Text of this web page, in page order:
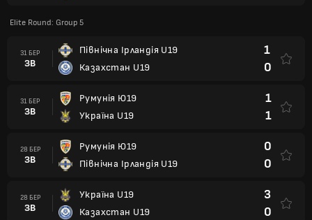
Elite Round: Group 5
31 БЕР
ЗВ
Північна Ірландія U19
Казахстан U19
1
0
31 БЕР
ЗВ
Румунія Ю19
Україна U19
1
1
28 БЕР
ЗВ
Румунія Ю19
Північна Ірландія U19
0
0
28 БЕР
ЗВ
Україна U19
Казахстан U19
3
0